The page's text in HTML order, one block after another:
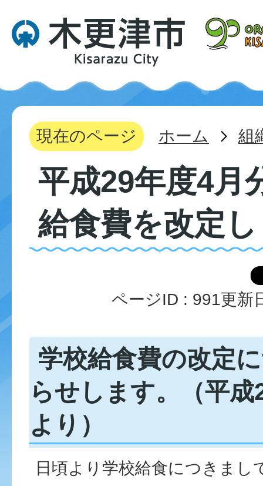
現在のページ ホーム 組
平成29年度4月
給食費を改定
ページID : 991更新
学校給食費の改定
らせします。（平成
より）
日頃より学校給食につきまし